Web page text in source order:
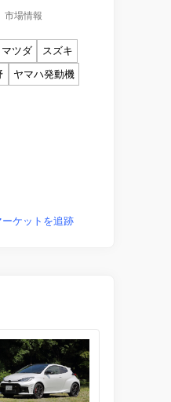
市場情報
マツダ
スズキ
ヤマハ発動機
ケットを追跡